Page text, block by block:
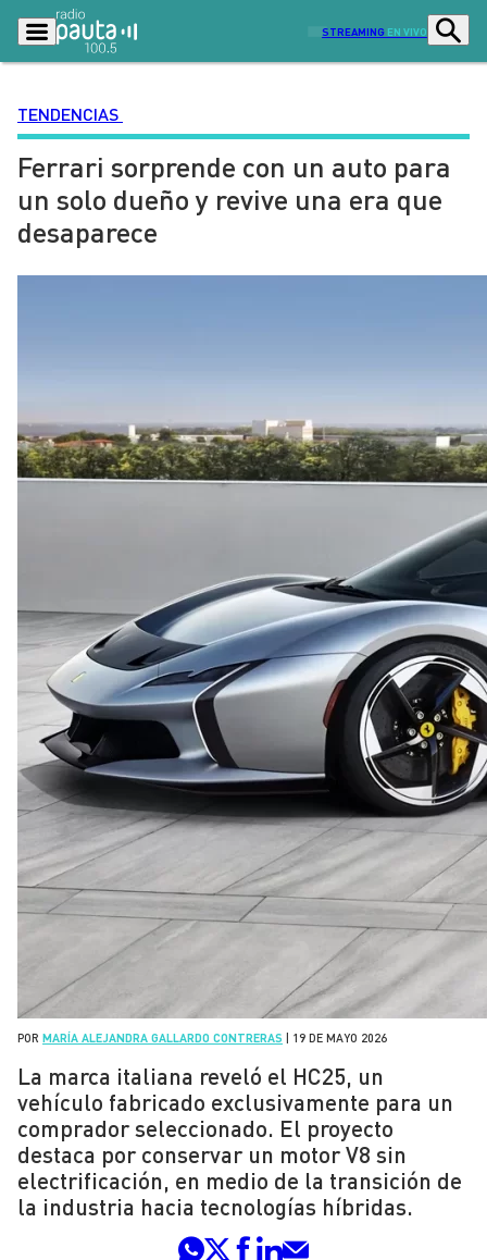
STREAMING EN VIVO
Podcasts Programas
Lo Último Actualidad
Ciudad
Contenido Patrocinado
TENDENCIAS
Ferrari sorprende con un auto para
un solo dueño y revive una era que
desaparece
POR MARÍA ALEJANDRA GALLARDO CONTRERAS 19 DE MAYO 2026
La marca italiana reveló el HC25, un
vehículo fabricado exclusivamente para un
comprador seleccionado. El proyecto
destaca por conservar un motor V8 sin
electrificación, en medio de la transición de
la industria hacia tecnologías híbridas.